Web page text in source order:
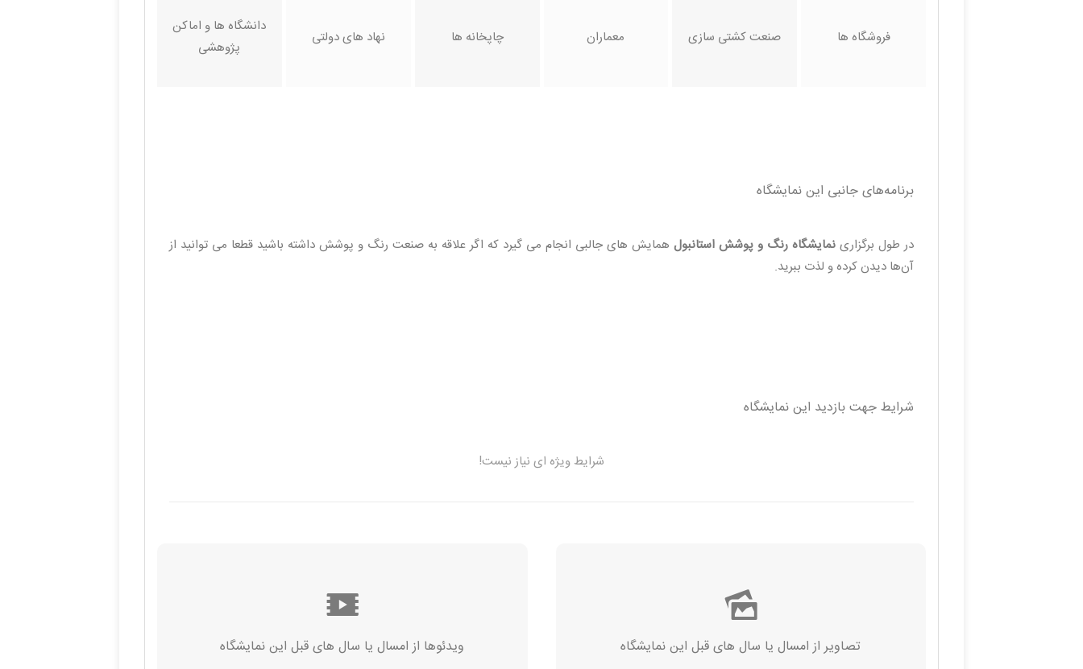
فروشگاه ها صنعت کشتی سازی معماران چاپخانه ها نهاد های دولتی
دانشگاه ها و اماکن
پژوهشی
برنامه‌های جانبی این نمایشگاه
در طول برگزاری نمایشگاه رنگ و پوشش استانبولهمایش های جالبی انجام می گیرد که اگر علاقه به صنعت رنگ و پوشش داشته باشید قطعا می‌ توانید از
آن‌ها دیدن کرده و لذت ببرید.
شرایط جهت بازدید این نمایشگاه
شرایط ویژه ای نیاز نیست!
ویدئوها از امسال‌ یا سال های قبل این نمایشگاه تصاویر از امسال‌ یا سال های قبل این نمایشگاه